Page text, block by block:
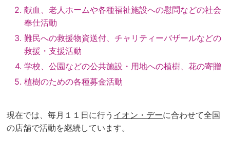
献血、老人ホームや各種福祉施設への慰問などの社会
奉仕活動
難民への救援物資送付、チャリティーバザールなどの
救援・支援活動
学校、公園などの公共施設・用地への植樹、花の寄贈
植樹のための各種募金活動
現在では、毎月１１日に行う イオン・デーに合わせて全国
の店舗で活動を継続しています。